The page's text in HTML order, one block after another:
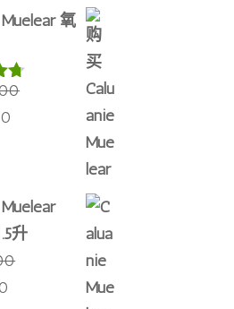
$5,030.00。
氧
。
格
为：
$2,550.00。
升